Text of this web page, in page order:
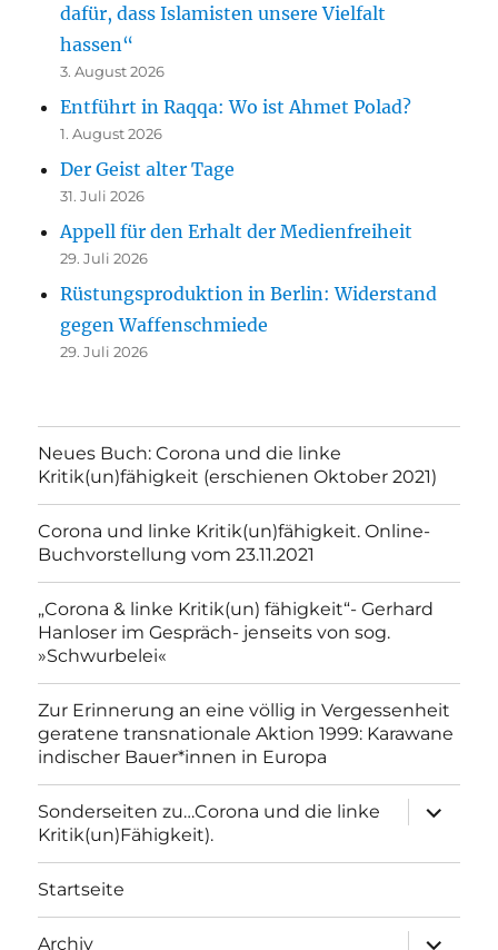
dafür, dass Islamisten unsere Vielfalt
hassen“
3. August 2026
Entführt in Raqqa: Wo ist Ahmet Polad?
1. August 2026
Der Geist alter Tage
31. Juli 2026
Appell für den Erhalt der Medienfreiheit
29. Juli 2026
Rüstungsproduktion in Berlin: Widerstand
gegen Waffenschmiede
29. Juli 2026
Neues Buch: Corona und die linke
Kritik(un)fähigkeit (erschienen Oktober 2021)
Corona und linke Kritik(un)fähigkeit. Online-
Buchvorstellung vom 23.11.2021
„Corona & linke Kritik(un) fähigkeit“- Gerhard
Hanloser im Gespräch- jenseits von sog.
»Schwurbelei«
Zur Erinnerung an eine völlig in Vergessenheit
geratene transnationale Aktion 1999: Karawane
indischer Bauer*innen in Europa
Sonderseiten zu…Corona und die linke
Kritik(un)Fähigkeit).
anzeigen
Startseite
Archiv